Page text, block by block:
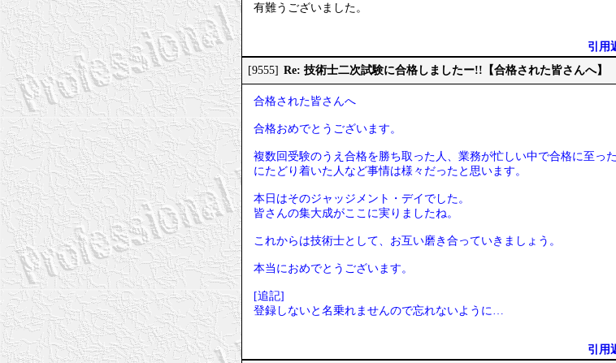
有難うございました。
引用
[9555] Re: 技術士二次試験に合格しましたー!!【合格された皆さんへ】
合格された皆さんへ
合格おめでとうございます。
複数回受験のうえ合格を勝ち取った人、業務が忙しい中で合格に至っ
にたどり着いた人など事情は様々だったと思います。
本日はそのジャッジメント・デイでした。
皆さんの集大成がここに実りましたね。
これからは技術士として、お互い磨き合っていきましょう。
本当におめでとうございます。
[追記]
登録しないと名乗れませんので忘れないように…
引用